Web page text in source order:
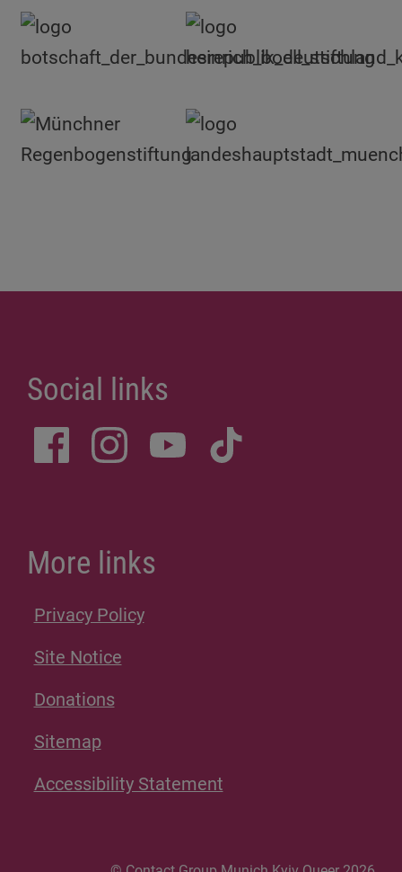
Social links
More links
Privacy Policy
Site Notice
Donations
Sitemap
Accessibility Statement